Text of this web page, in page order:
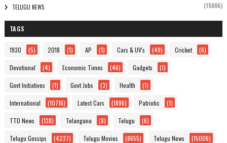
TELUGU NEWS (15006)
TAGS
1930 (5) 2018 (1) AP (1) Cars & UV's (49) Cricket (6)
Devotional (4) Economic Times (46) Gadgets (1)
Govt Initiatives (1) Govt Jobs (3) Health (1)
International (10716) Latest Cars (1896) Patriotic (1)
TTD News (138) Telangana (8) Telugu (6)
Telugu Gossips (4237) Telugu Movies (8655) Telugu News (15006)